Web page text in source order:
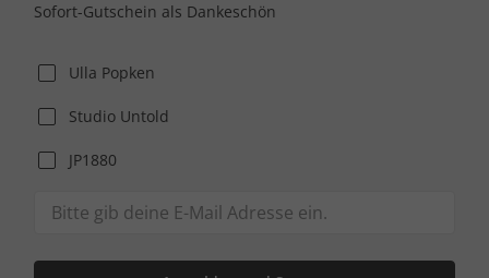
Sofort-Gutschein als Dankeschön
Ulla Popken
Studio Untold
JP1880